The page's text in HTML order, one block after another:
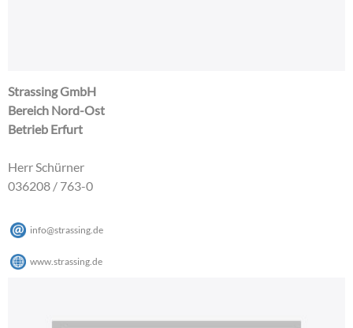
Strassing GmbH
Bereich Nord-Ost
Betrieb Erfurt
Herr Schürner
036208 / 763-0
info@strassing.de
www.strassing.de